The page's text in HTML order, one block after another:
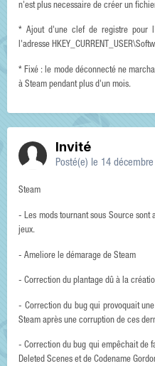
n'est plus necessaire de créer un
* Ajout d'une clef de registre pour
l'adresse
* Fixé : le mode déconnecté ne
à Steam pendant plus d'un mois.
Invité
Posté(e) le 14
Steam
- Les mods tournant sous Source sont
jeux.
- Ameliore le démarage de Steam
- Correction du plantage dû à la
- Correction du bug qui provoquait
Steam après une corruption de ces
- Correction du bug qui empêchait de
Deleted Scenes et de Codename